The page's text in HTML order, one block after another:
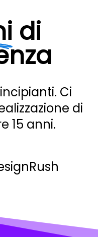
di
Ci
di
15 anni.